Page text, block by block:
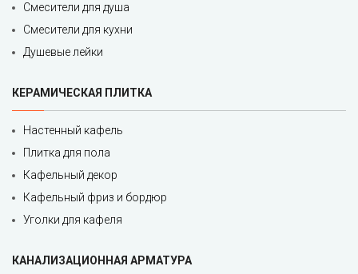
Смесители для душа
Смесители для кухни
Душевые лейки
КЕРАМИЧЕСКАЯ ПЛИТКА
Настенный кафель
Плитка для пола
Кафельный декор
Кафельный фриз и бордюр
Уголки для кафеля
КАНАЛИЗАЦИОННАЯ АРМАТУРА